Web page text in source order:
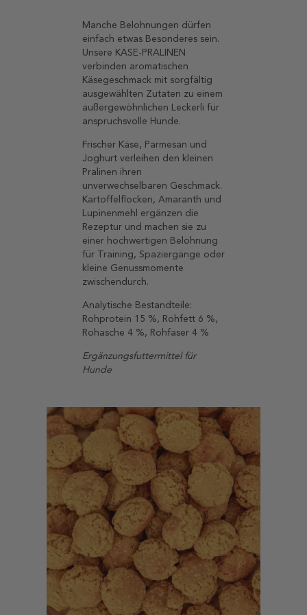
Manche Belohnungen dürfen
einfach etwas Besonderes sein.
Unsere KÄSE-PRALINEN
verbinden aromatischen
Käsegeschmack mit sorgfältig
ausgewählten Zutaten zu einem
außergewöhnlichen Leckerli für
anspruchsvolle Hunde.
Frischer Käse, Parmesan und
Joghurt verleihen den kleinen
Pralinen ihren
unverwechselbaren Geschmack.
Kartoffelflocken, Amaranth und
Lupinenmehl ergänzen die
Rezeptur und machen sie zu
einer hochwertigen Belohnung
für Training, Spaziergänge oder
kleine Genussmomente
zwischendurch.
Analytische Bestandteile:
Rohprotein 15 %, Rohfett 6 %,
Rohasche 4 %, Rohfaser 4 %
Ergänzungsfuttermittel für
Hunde